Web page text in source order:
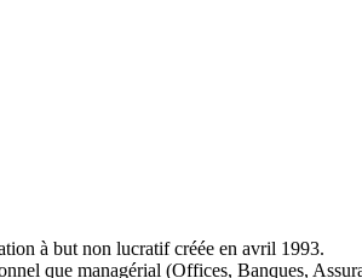
à but non lucratif créée en avril 1993.
que managérial (Offices, Banques,